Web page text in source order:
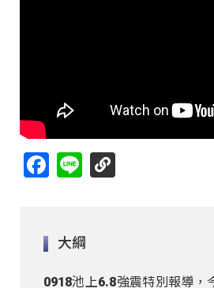
Facebook
Line
大綱
0918池上6.8強震特別報導，